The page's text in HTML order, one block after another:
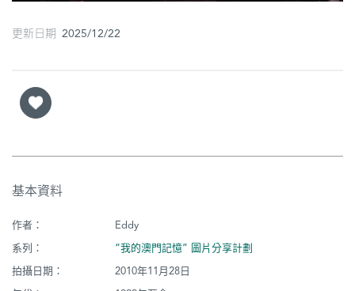
更新日期 2025/12/22
基本資料
作者：
Eddy
系列：
“我的澳門記憶” 圖片分享計劃
拍攝日期：
2010年11月28日